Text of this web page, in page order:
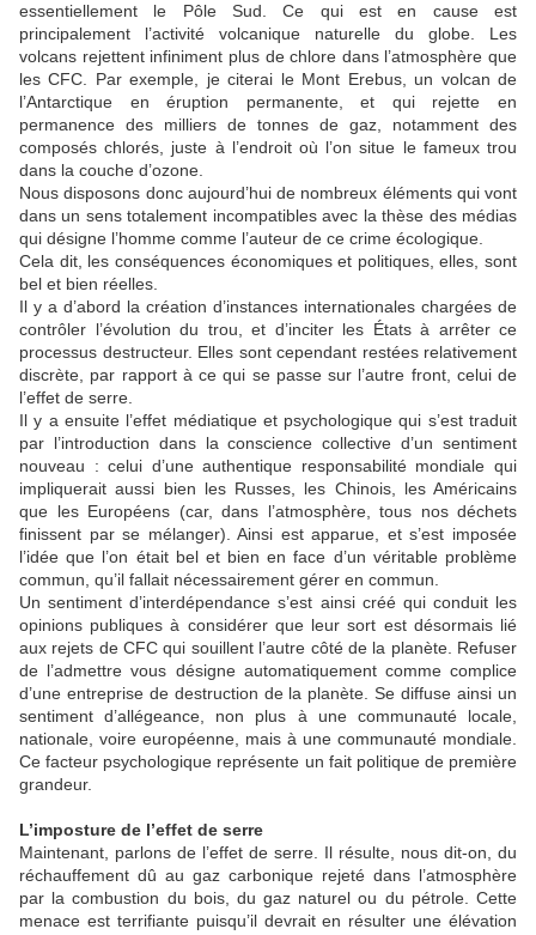
essentiellement le Pôle Sud. Ce qui est en cause est
principalement l’activité volcanique naturelle du globe. Les
volcans rejettent infiniment plus de chlore dans l’atmosphère que
les CFC. Par exemple, je citerai le Mont Erebus, un volcan de
l’Antarctique en éruption permanente, et qui rejette en
permanence des milliers de tonnes de gaz, notamment des
composés chlorés, juste à l’endroit où l’on situe le fameux trou
dans la couche d’ozone.
Nous disposons donc aujourd’hui de nombreux éléments qui vont
dans un sens totalement incompatibles avec la thèse des médias
qui désigne l’homme comme l’auteur de ce crime écologique.
Cela dit, les conséquences économiques et politiques, elles, sont
bel et bien réelles.
Il y a d’abord la création d’instances internationales chargées de
contrôler l’évolution du trou, et d’inciter les États à arrêter ce
processus destructeur. Elles sont cependant restées relativement
discrète, par rapport à ce qui se passe sur l’autre front, celui de
l’effet de serre.
Il y a ensuite l’effet médiatique et psychologique qui s’est traduit
par l’introduction dans la conscience collective d’un sentiment
nouveau : celui d’une authentique responsabilité mondiale qui
impliquerait aussi bien les Russes, les Chinois, les Américains
que les Européens (car, dans l’atmosphère, tous nos déchets
finissent par se mélanger). Ainsi est apparue, et s’est imposée
l’idée que l’on était bel et bien en face d’un véritable problème
commun, qu’il fallait nécessairement gérer en commun.
Un sentiment d’interdépendance s’est ainsi créé qui conduit les
opinions publiques à considérer que leur sort est désormais lié
aux rejets de CFC qui souillent l’autre côté de la planète. Refuser
de l’admettre vous désigne automatiquement comme complice
d’une entreprise de destruction de la planète. Se diffuse ainsi un
sentiment d’allégeance, non plus à une communauté locale,
nationale, voire européenne, mais à une communauté mondiale.
Ce facteur psychologique représente un fait politique de première
grandeur.
L’imposture de l’effet de serre
Maintenant, parlons de l’effet de serre. Il résulte, nous dit-on, du
réchauffement dû au gaz carbonique rejeté dans l’atmosphère
par la combustion du bois, du gaz naturel ou du pétrole. Cette
menace est terrifiante puisqu’il devrait en résulter une élévation